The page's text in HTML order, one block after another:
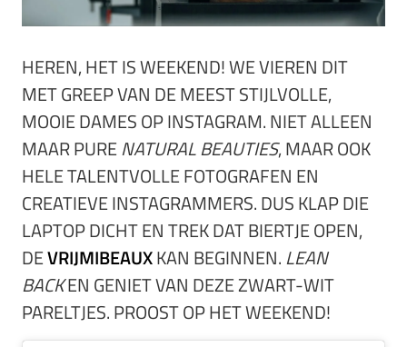
HEREN, HET IS WEEKEND! WE VIEREN DIT
MET GREEP VAN DE MEEST STIJLVOLLE,
MOOIE DAMES OP INSTAGRAM. NIET ALLEEN
MAAR PURENATURALBEAUTIES, MAAR OOK
HELE TALENTVOLLE FOTOGRAFEN EN
CREATIEVE INSTAGRAMMERS. DUS KLAP DIE
LAPTOP DICHT EN TREK DAT BIERTJE OPEN,
DEVRIJMIBEAUXKAN BEGINNEN.LEAN
BACKEN GENIET VAN DEZE ZWART-WIT
PARELTJES. PROOST OP HET WEEKEND!